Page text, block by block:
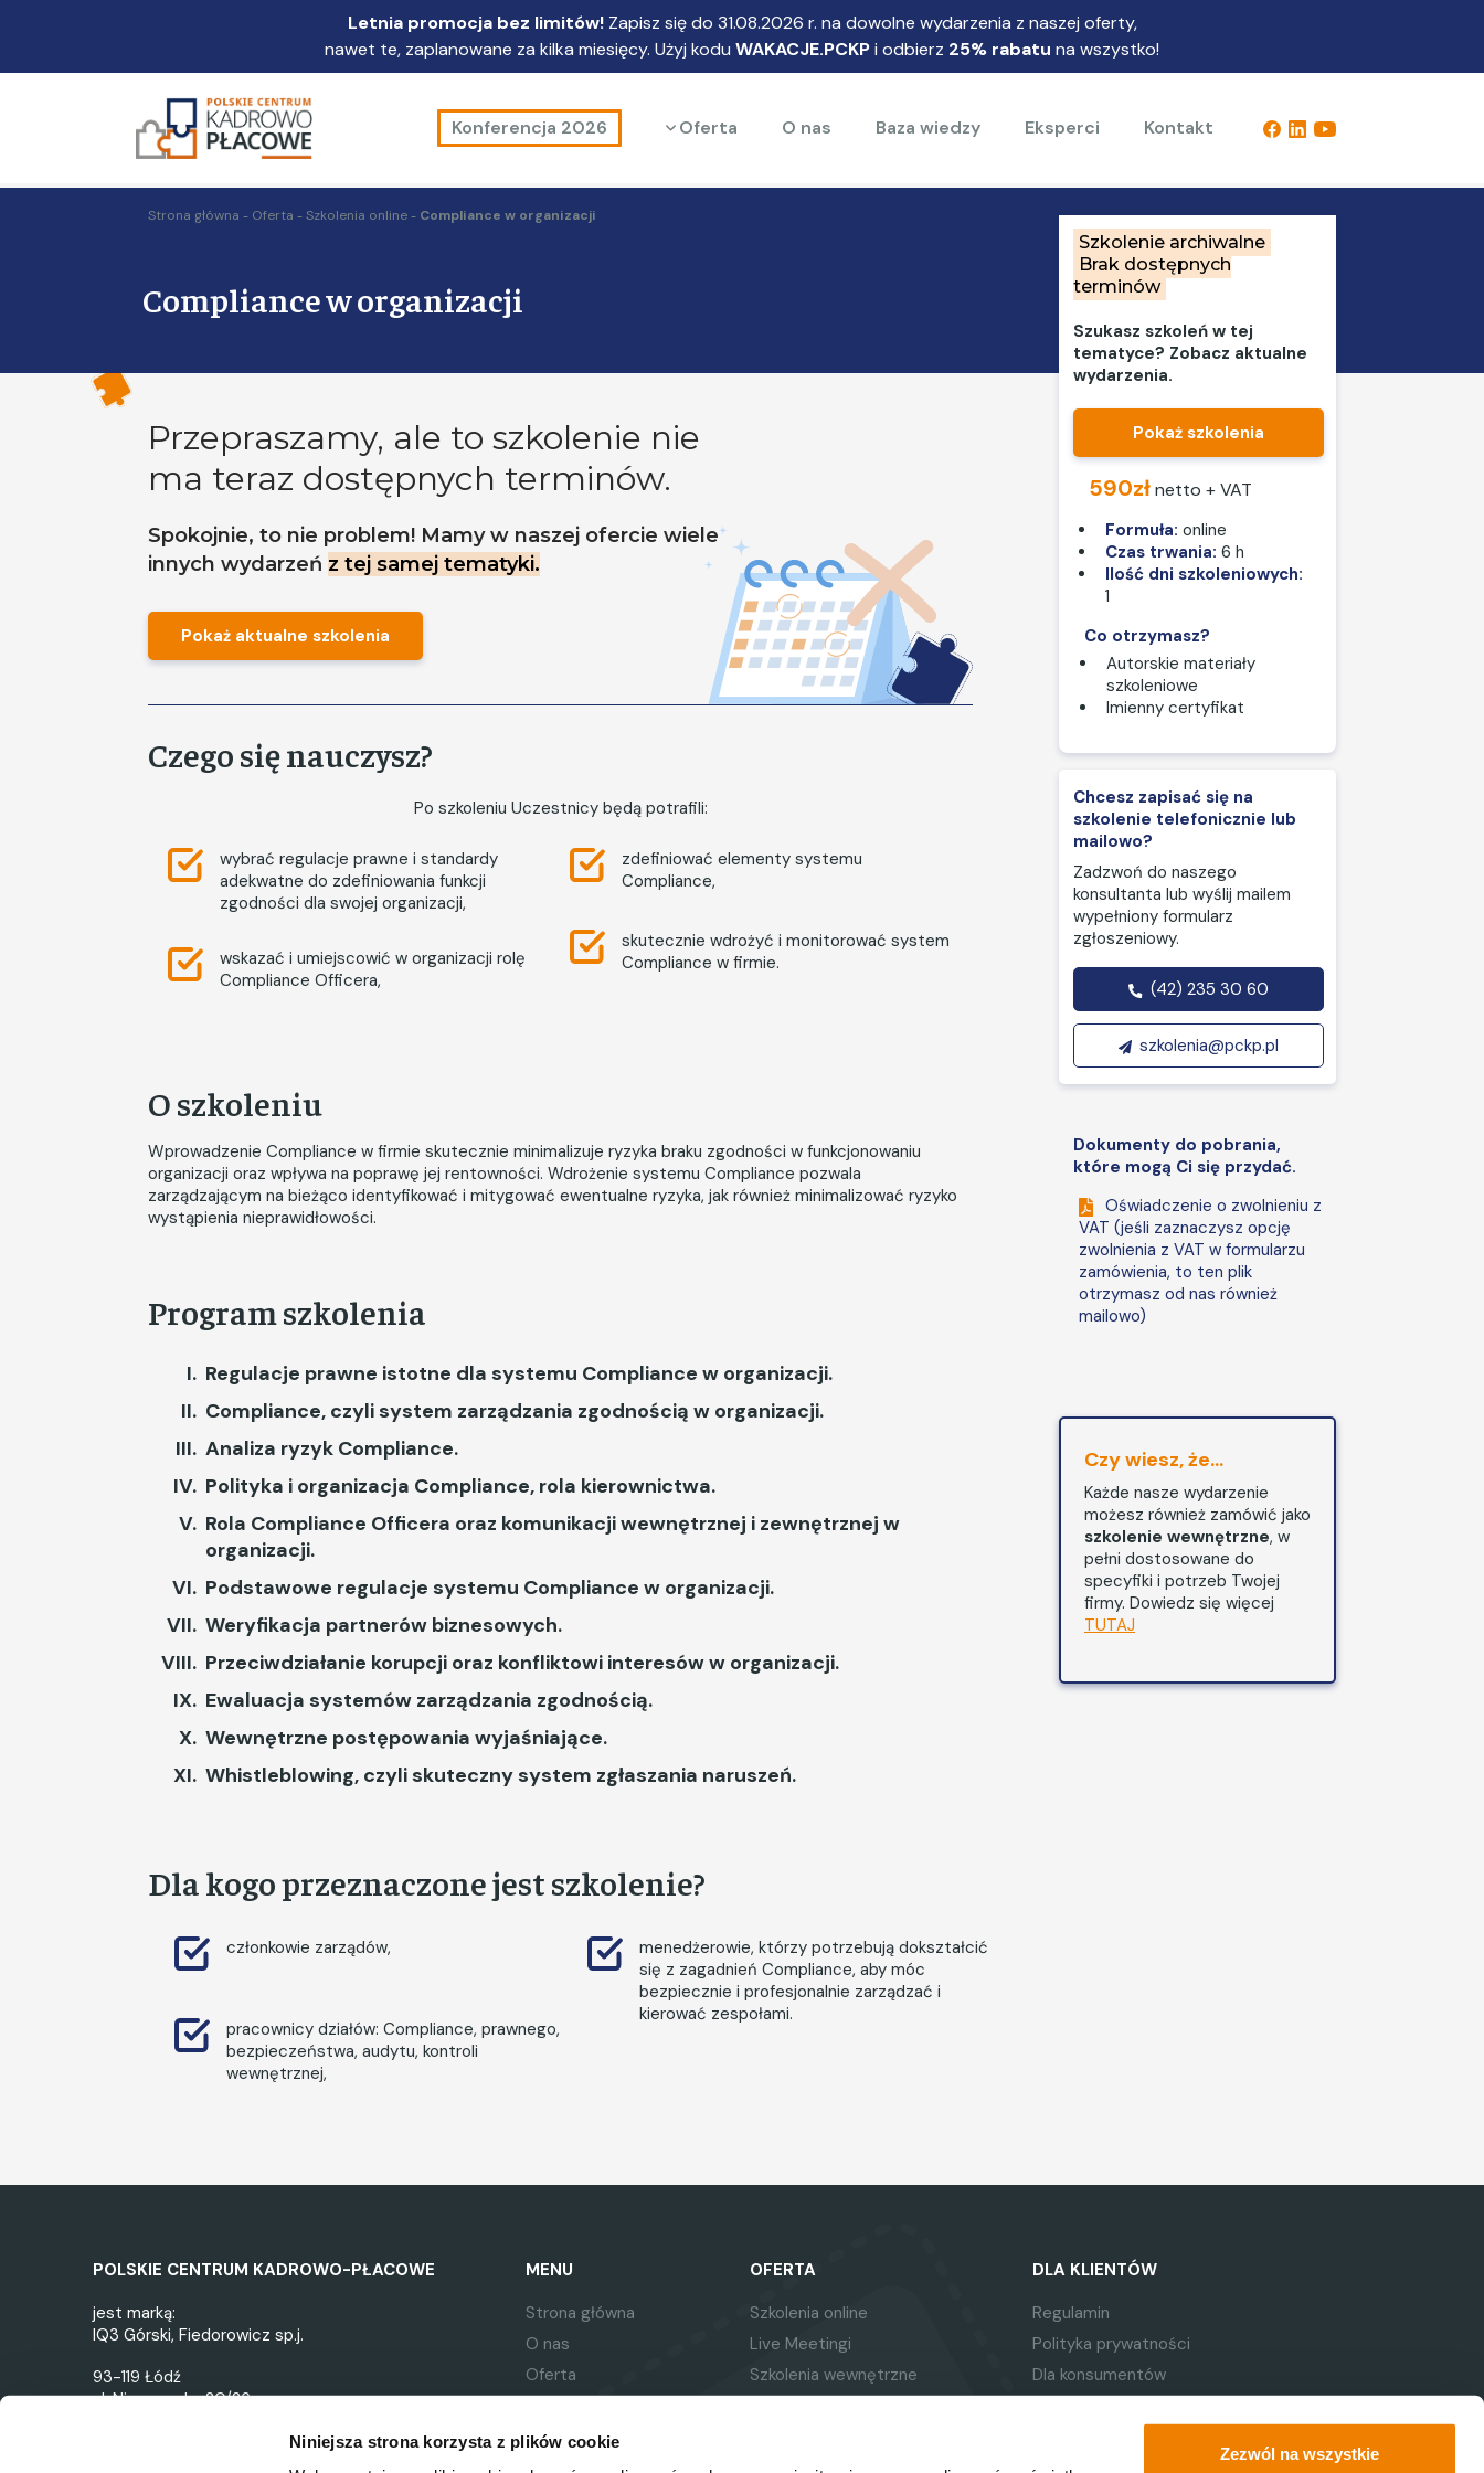
Niniejsza strona korzysta z plików cookie
Zezwól na wszystkie
Letnia promocja bez limitów!Zapisz się do 31.08.2026 r. na dowolne wydarzenia z naszej oferty,
nawet te, zaplanowane za kilka miesięcy. Użyj kodu WAKACJE.PCKPi odbierz 25% rabatu na wszystko!
Konferencja 2026 Oferta O nas Baza wiedzy Eksperci Kontakt
Strona główna Oferta Szkolenia online Compliance w organizacji
Compliance w organizacji
Szkolenie archiwalne
Brak dostępnych
terminów
Szukasz szkoleń w tej
tematyce? Zobacz aktualne
wydarzenia.
Pokaż szkolenia
590złnetto + VAT
Formuła: online
Czas trwania: 6 h
Ilość dni szkoleniowych:
1
Co otrzymasz?
Autorskie materiały
szkoleniowe
Imienny certyfikat
Chcesz zapisać się na
szkolenie telefonicznie lub
mailowo?
Zadzwoń do naszego
konsultanta lub wyślij mailem
wypełniony formularz
zgłoszeniowy.
(42) 235 30 60
szkolenia@pckp.pl
Dokumenty do pobrania,
które mogą Ci się przydać.
Oświadczenie o zwolnieniu z
VAT (jeśli zaznaczysz opcję
zwolnienia z VAT w formularzu
zamówienia, to ten plik
otrzymasz od nas również
mailowo)
Czy wiesz, że...
Każde nasze wydarzenie
możesz również zamówić jako
szkolenie wewnętrzne, w
pełni dostosowane do
specyfiki i potrzeb Twojej
firmy. Dowiedz się więcej
TUTAJ
Przepraszamy, ale to szkolenie nie
ma teraz dostępnych terminów.
Spokojnie, to nie problem! Mamy w naszej ofercie wiele
innych wydarzeń z tej samej tematyki.
Pokaż aktualne szkolenia
Czego się nauczysz?
Po szkoleniu Uczestnicy będą potrafili:
wybrać regulacje prawne i standardy
adekwatne do zdefiniowania funkcji
zgodności dla swojej organizacji,
wskazać i umiejscowić w organizacji rolę
Compliance Officera,
zdefiniować elementy systemu
Compliance,
skutecznie wdrożyć i monitorować system
Compliance w firmie.
O szkoleniu
Wprowadzenie Compliance w firmie skutecznie minimalizuje ryzyka braku zgodności w funkcjonowaniu
organizacji oraz wpływa na poprawę jej rentowności. Wdrożenie systemu Compliance pozwala
zarządzającym na bieżąco identyfikować i mitygować ewentualne ryzyka, jak również minimalizować ryzyko
wystąpienia nieprawidłowości.
Program szkolenia
Regulacje prawne istotne dla systemu Compliance w organizacji.
Compliance, czyli system zarządzania zgodnością w organizacji.
Analiza ryzyk Compliance.
Polityka i organizacja Compliance, rola kierownictwa.
Rola Compliance Officera oraz komunikacji wewnętrznej i zewnętrznej w
organizacji.
Podstawowe regulacje systemu Compliance w organizacji.
Weryfikacja partnerów biznesowych.
Przeciwdziałanie korupcji oraz konfliktowi interesów w organizacji.
Ewaluacja systemów zarządzania zgodnością.
Wewnętrzne postępowania wyjaśniające.
Whistleblowing, czyli skuteczny system zgłaszania naruszeń.
Dla kogo przeznaczone jest szkolenie?
członkowie zarządów,
pracownicy działów: Compliance, prawnego,
bezpieczeństwa, audytu, kontroli
wewnętrznej,
menedżerowie, którzy potrzebują dokształcić
się z zagadnień Compliance, aby móc
bezpiecznie i profesjonalnie zarządzać i
kierować zespołami.
POLSKIE CENTRUM KADROWO-PŁACOWE
jest marką:
IQ3 Górski, Fiedorowicz sp.j.
93-119 Łódź
ul. Nieszawska 20/26
MENU
Strona główna
O nas
Oferta
Eksperci
Kontakt
OFERTA
Szkolenia online
Live Meetingi
Szkolenia wewnętrzne
DLA KLIENTÓW
Regulamin
Polityka prywatności
Dla konsumentów
Ta strona jest chroniona przez reCaptcha.